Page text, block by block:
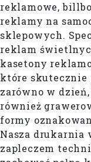
reklamowe,
reklamy na
sklepowych.
reklam
kasetony
które skutecznie
zarówno w
również
formy
Nasza drukarnia
zapleczem